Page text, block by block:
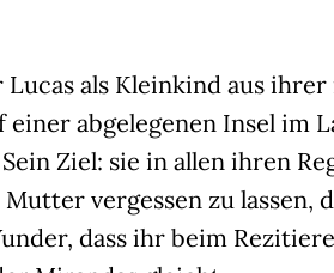
als Kleinkind aus
einer abgelegenen Insel im
Ziel: sie in allen ihren
vergessen zu lassen,
dass ihr beim